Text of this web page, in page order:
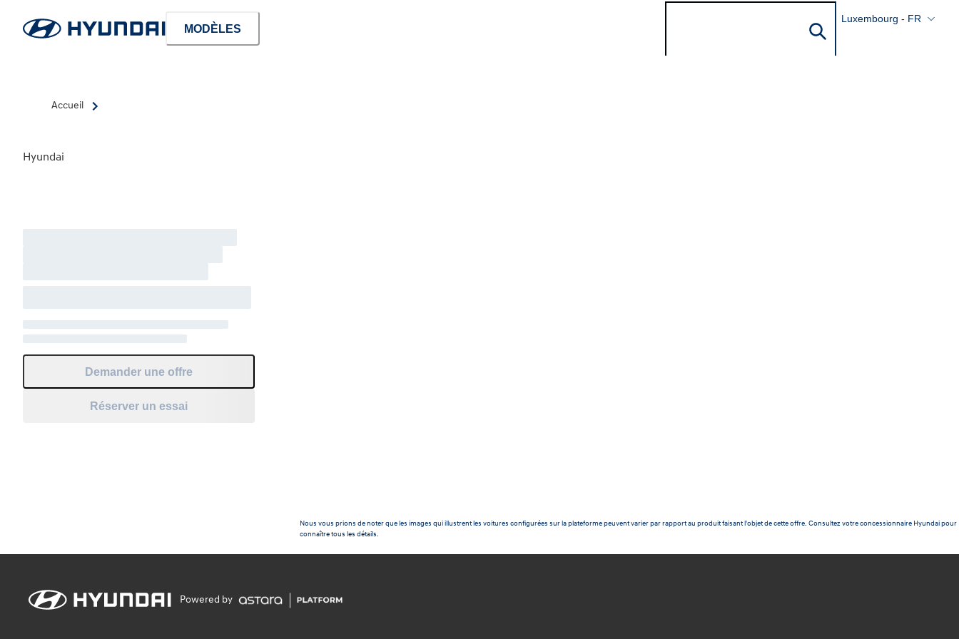
MODÈLES
Luxembourg - FR
Accueil
Hyundai
Demander une offre
Réserver un essai
Nous vous prions de noter que les images qui illustrent les voitures configurées sur la plateforme peuvent varier par rapport au produit faisant l'objet de cette offre. Consultez votre concessionnaire Hyundai pour
connaître tous les détails.
Powered by